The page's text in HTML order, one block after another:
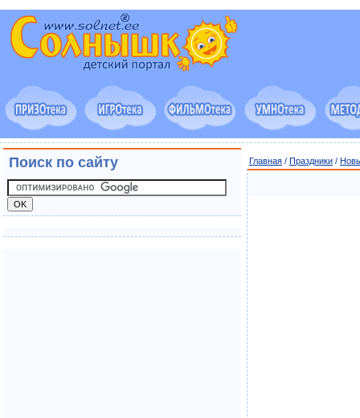
Главная / Праздники /
Поиск по сайту